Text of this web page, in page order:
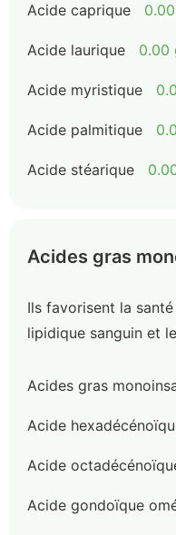
Acide caprique
Acide laurique 0.00
Acide myristique
Acide palmitique
Acide stéarique
Acides gras
Ils favorisent la
lipidique sanguin et
Acides gras
Acide
Acide
Acide gondoïque